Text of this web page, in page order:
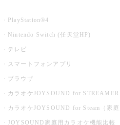
PlayStation®4
Nintendo Switch (任天堂HP)
テレビ
スマートフォンアプリ
ブラウザ
カラオケJOYSOUND for STREAMER
カラオケJOYSOUND for Steam（家庭
JOYSOUND家庭用カラオケ機能比較